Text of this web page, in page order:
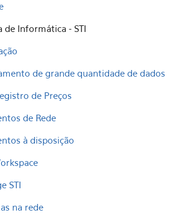
de Informática - STI
de grande quantidade de dados
de Preços
de Rede
à disposição
STI
na rede